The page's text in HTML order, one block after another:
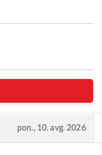
pon., 10. avg. 2026